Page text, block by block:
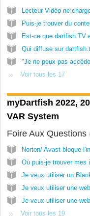
Lecteur Vidéo ne
Puis-je trouver du
Est-ce que dartfish.TV
Qui diffuse sur
Voir tous les 17
myDartfish 2022,
VAR System
Foire Aux Questions
Norton/ Avast bloque
Où puis-je trouver mes
Je veux utiliser un
Je veux utiliser une
Voir tous les 19